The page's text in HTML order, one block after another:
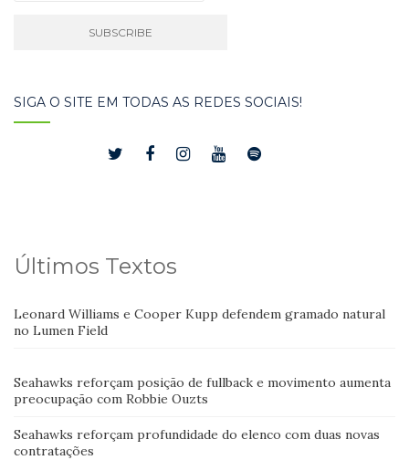
SIGA O SITE EM TODAS AS REDES SOCIAIS!
Últimos Textos
Leonard Williams e Cooper Kupp defendem gramado natural
no Lumen Field
Seahawks reforçam posição de fullback e movimento aumenta
preocupação com Robbie Ouzts
Seahawks reforçam profundidade do elenco com duas novas
contratações